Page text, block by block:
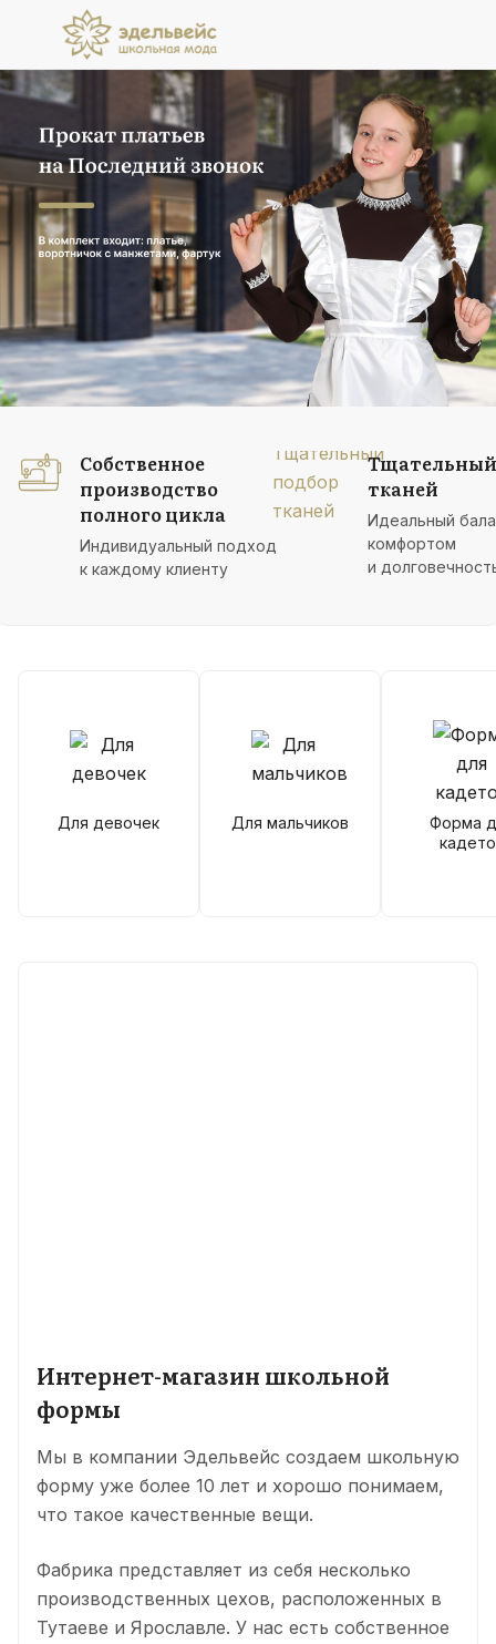
Прокат платьев
на Последний звонок
В комплект входит: платье, воротничок
с манжетами, фартук
Подробнее
Собственное
производство
полного цикла
Индивидуальный подход
к каждому клиенту
тканей
Идеальный
комфортом
и
Для девочек Для мальчиков
Форма
Интернет-магазин школьной
формы
Мы в компании Эдельвейс создаем школьную
форму уже более 10 лет и хорошо понимаем,
что такое качественные вещи.
Фабрика представляет из себя несколько
производственных цехов, расположенных в
Тутаеве и Ярославле. У нас есть собственное